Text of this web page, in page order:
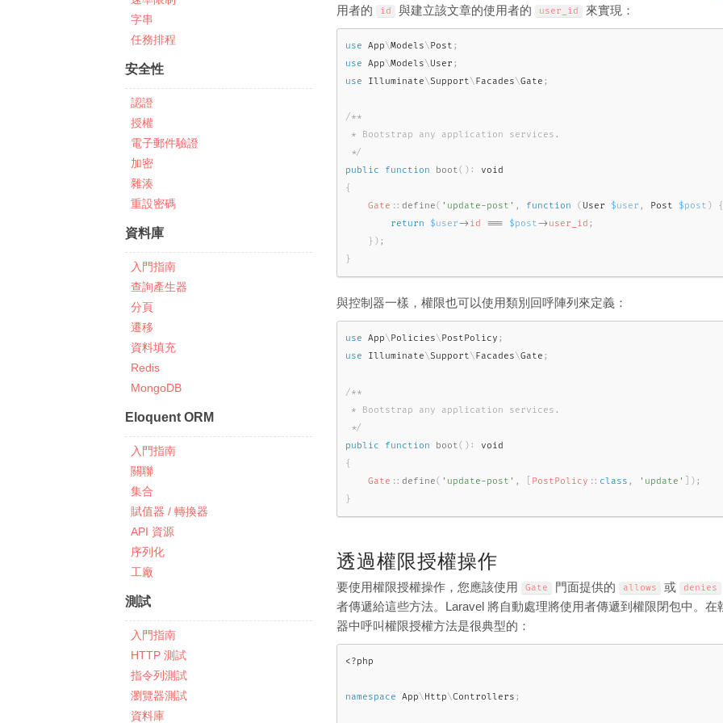
字串
任務排程
安全性
認證
授權
電子郵件驗證
加密
雜湊
重設密碼
資料庫
入門指南
查詢產生器
分頁
遷移
資料填充
Redis
MongoDB
Eloquent ORM
入門指南
關聯
集合
賦值器 / 轉換器
API 資源
序列化
工廠
測試
入門指南
HTTP 測試
指令列測試
瀏覽器測試
資料庫
用者的
id 與建立該文章的使用者的 user_id 來實現：
use App\Models\Post ;
use
App\Models\User ;
use
Illuminate\Support\ Facades\Gate ;
/**
* Bootstrap any application services.
*/
public
function boot( ) :
{
Gate :: define( 'update-post' , function ( User $user , Post $post )
{
return
$user-> id === $post-> user_id ;
} ) ;
}
與控制器一樣，權限也可以使用類別回呼陣列來定義：
use App\ Policies\ PostPolicy ;
use
Illuminate\Support\ Facades\Gate ;
/**
* Bootstrap any application services.
*/
public
function boot( ) :
{
Gate :: define( 'update-post' , PostPolicy :: class , 'update' ) ;
}
透過權限授權操作
要使用權限授權操作，您應該使用 Gate 門面提供的 allows 或 denies
者傳遞給這些方法。Laravel 將自動處理將使用者傳遞到權限閉包中。
器中呼叫權限授權方法是很典型的：
<?php
namespace App\Http\Controllers ;